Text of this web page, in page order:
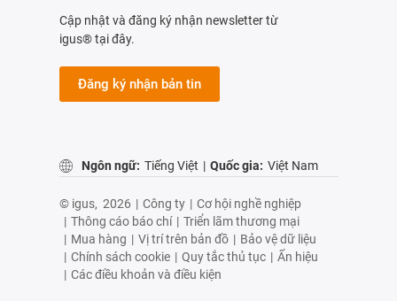
Cập nhật và đăng ký nhận newsletter từ
igus® tại đây.
Đăng ký nhận bản tin
Ngôn ngữ: Tiếng Việt | Quốc gia: Việt Nam
© igus, 2026 | Công ty | Cơ hội nghề nghiệp
| Thông cáo báo chí | Triển lãm thương mại
| Mua hàng | Vị trí trên bản đồ | Bảo vệ dữ liệu
| Chính sách cookie | Quy tắc thủ tục | Ấn hiệu
| Các điều khoản và điều kiện